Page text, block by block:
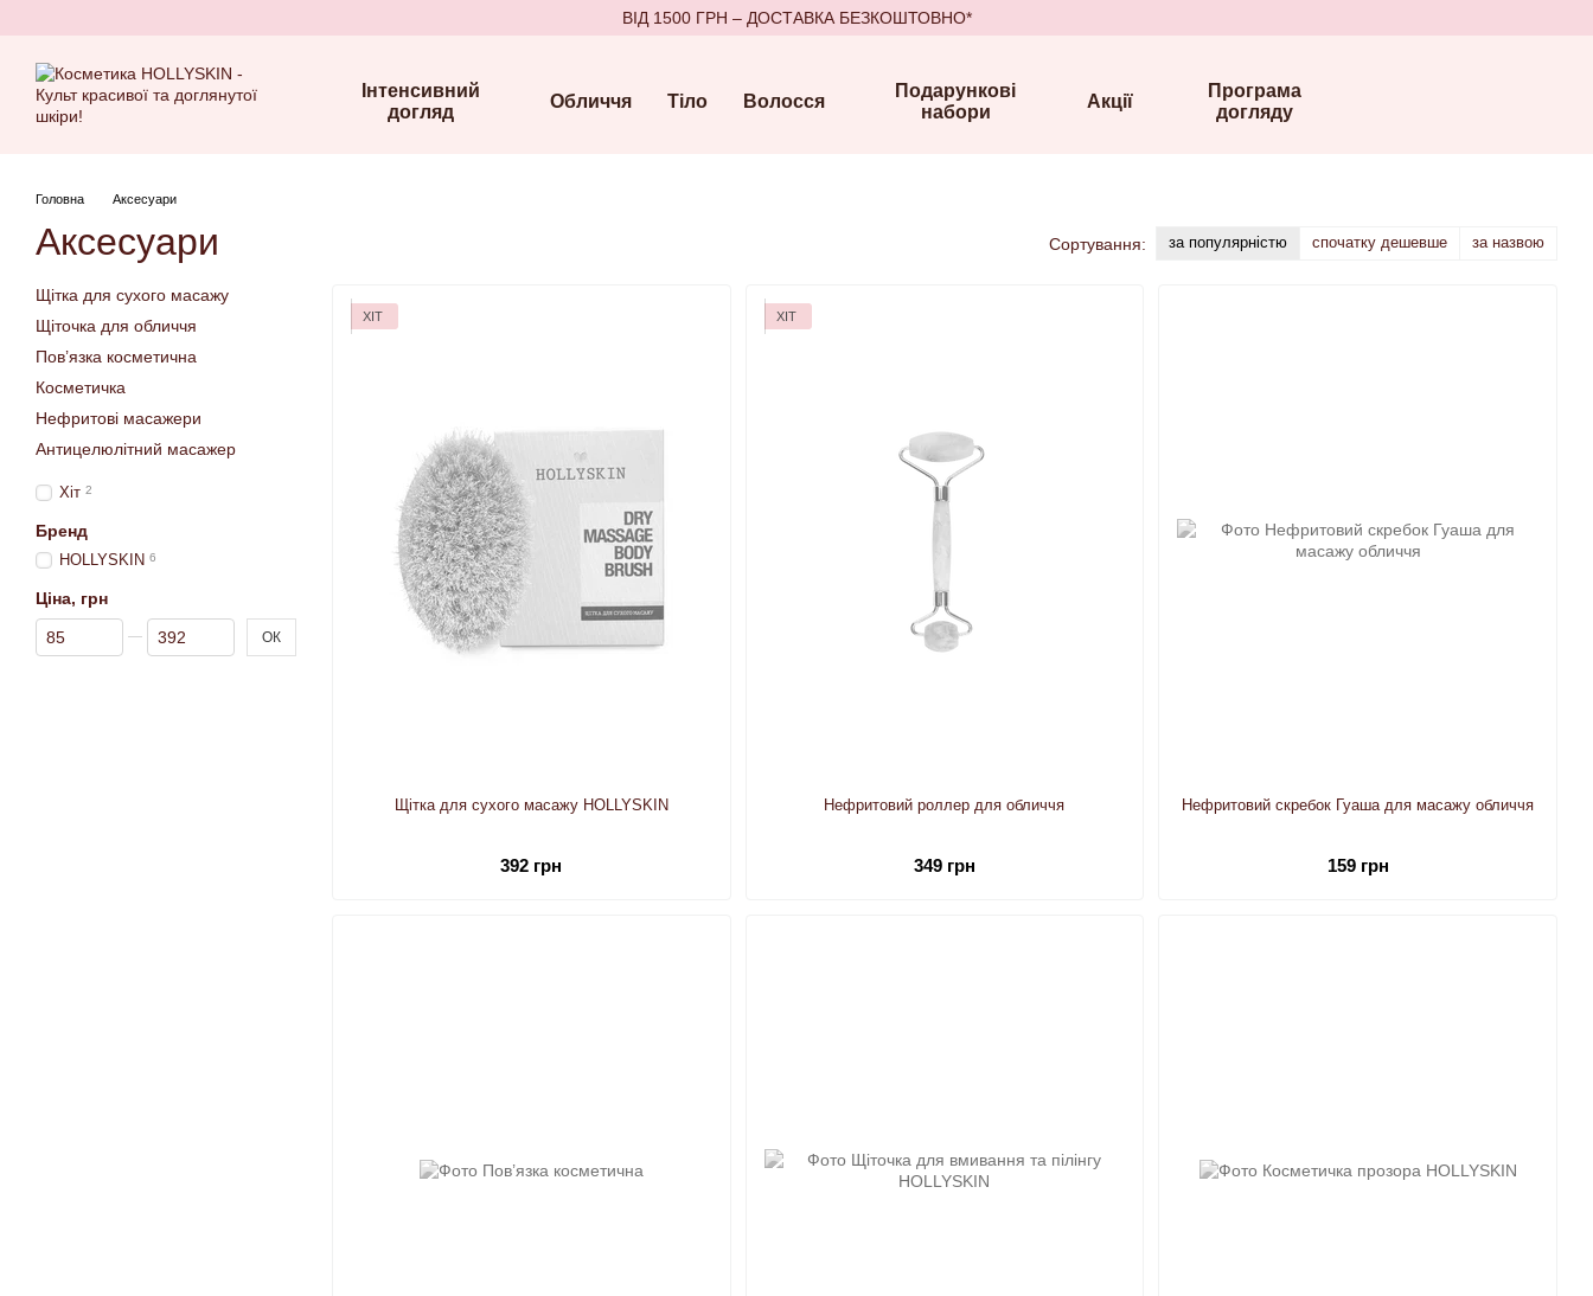
ВІД 1500 ГРН – ДОСТАВКА БЕЗКОШТОВНО*
Інтенсивний
догляд
Обличчя Тіло Волосся
Подарункові
набори
Акції
Програма
догляду
Головна Аксесуари
Аксесуари Сортування: за популярністю спочатку дешевше за назвою
ХІТ
Щітка для сухого масажу HOLLYSKIN
392 грн
ХІТ
Нефритовий роллер для обличчя
349 грн
Нефритовий скребок Гуаша для масажу обличчя
159 грн
Щітка для сухого масажу
Щіточка для обличчя
Пов’язка косметична
Косметичка
Нефритові масажери
Антицелюлітний масажер
Хіт 2
Бренд
HOLLYSKIN 6
Ціна, грн
Від Ціна, грн
До Ціна, грн ОК